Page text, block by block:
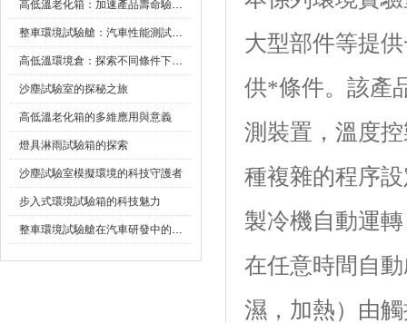
高低溫老化箱：加速產品壽命驗證的可靠夥伴
整車環境試驗艙：汽車性能測試的設備
高低溫環境倉：探索不同條件下的科學奧秘
沙塵試驗室的探秘之旅
高低溫老化箱的多維應用與意義
燈具淋雨試驗箱的探索
沙塵試驗室模擬環境的科技守護者
步入式環境試驗箱的科技魅力
整車環境試驗艙在汽車研發中的作用
大型部件等提
供*條件。該產
測裝置，溫度
種複雜的程序設定
製冷機自動運轉
在任意時間自動啟
濕，加熱）由